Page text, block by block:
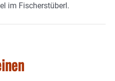
im Fischerstüberl.